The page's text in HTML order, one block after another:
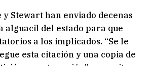
y Stewart han enviado decenas
alguacil del estado para que
a los implicados. “Se le
esta citación y una copia de